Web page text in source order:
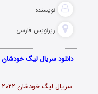
نویسنده
زیرنویس فارسی
سریال لیگ خودشان ۲۰۲۲